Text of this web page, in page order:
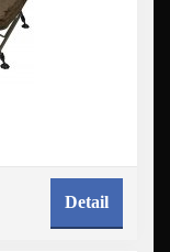
Detail